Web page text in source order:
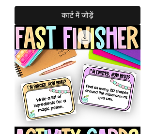
कार्ट में जोड़ें